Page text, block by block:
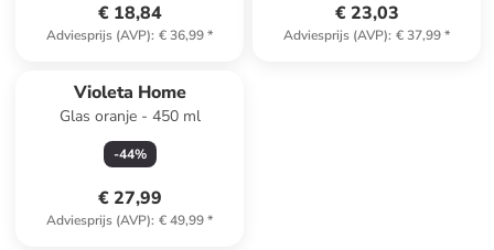
€ 18,84
Adviesprijs (AVP): € 36,99*
€ 23,03
Adviesprijs (AVP): € 37,99*
Violeta Home
Glas oranje - 450 ml
-44%
€ 27,99
Adviesprijs (AVP): € 49,99*